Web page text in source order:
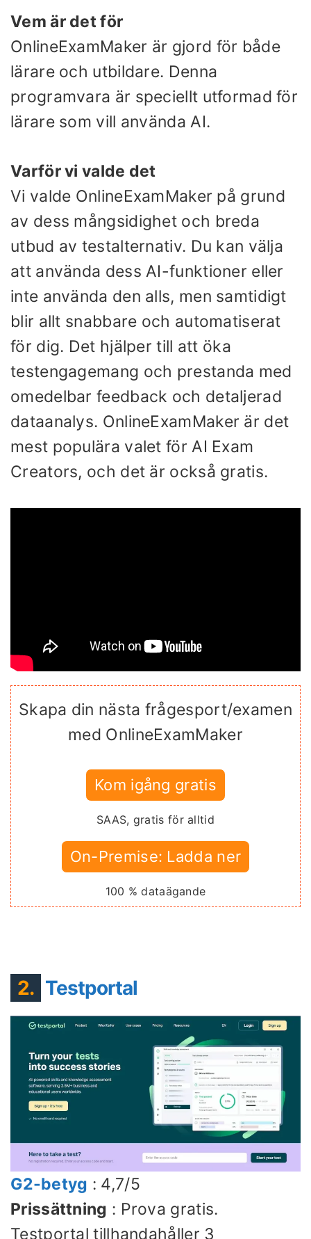
Vem är det för
OnlineExamMaker är gjord för både
lärare och utbildare. Denna
programvara är speciellt utformad för
lärare som vill använda AI.
Varför vi valde det
Vi valde OnlineExamMaker på grund
av dess mångsidighet och breda
utbud av testalternativ. Du kan välja
att använda dess AI-funktioner eller
inte använda den alls, men samtidigt
blir allt snabbare och automatiserat
för dig. Det hjälper till att öka
testengagemang och prestanda med
omedelbar feedback och detaljerad
dataanalys. OnlineExamMaker är det
mest populära valet för AI Exam
Creators, och det är också gratis.
Skapa din nästa frågesport/examen
med OnlineExamMaker
Kom igång gratis
SAAS, gratis för alltid
On-Premise: Ladda ner
100 % dataägande
2. Testportal
G2-betyg : 4,7/5
Prissättning : Prova gratis.
Testportal tillhandahåller 3